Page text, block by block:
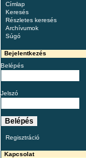
Címlap
Keresés
Részletes keresés
Archívumok
Súgó
Bejelentkezés
Belépés
Jelszó
Regisztráció
Kapcsolat